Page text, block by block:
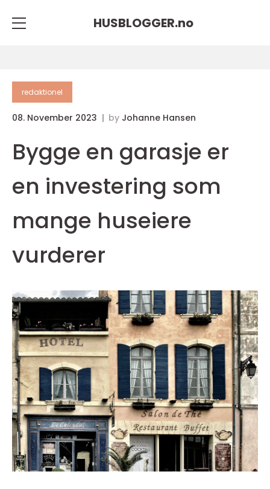
HUSBLOGGER.no
redaktionel
08. November 2023 by Johanne Hansen
Bygge en garasje er
en investering som
mange huseiere
vurderer